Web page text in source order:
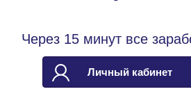
Через 15 минут все
Личный кабинет